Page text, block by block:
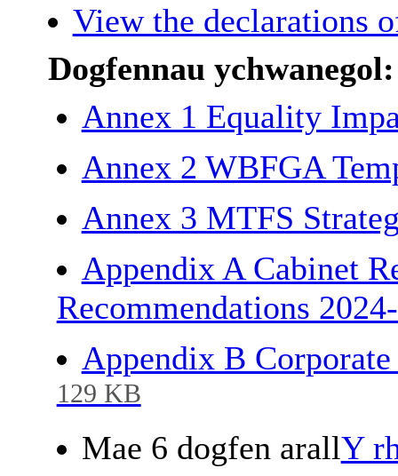
View the declarations
Dogfennau ychwanegol:
Annex 1 Equality
Annex 2 WBFGA
Annex 3 MTFS
Appendix A Cabinet
Recommendations
Appendix B
129 KB
Mae 6 dogfen arallY